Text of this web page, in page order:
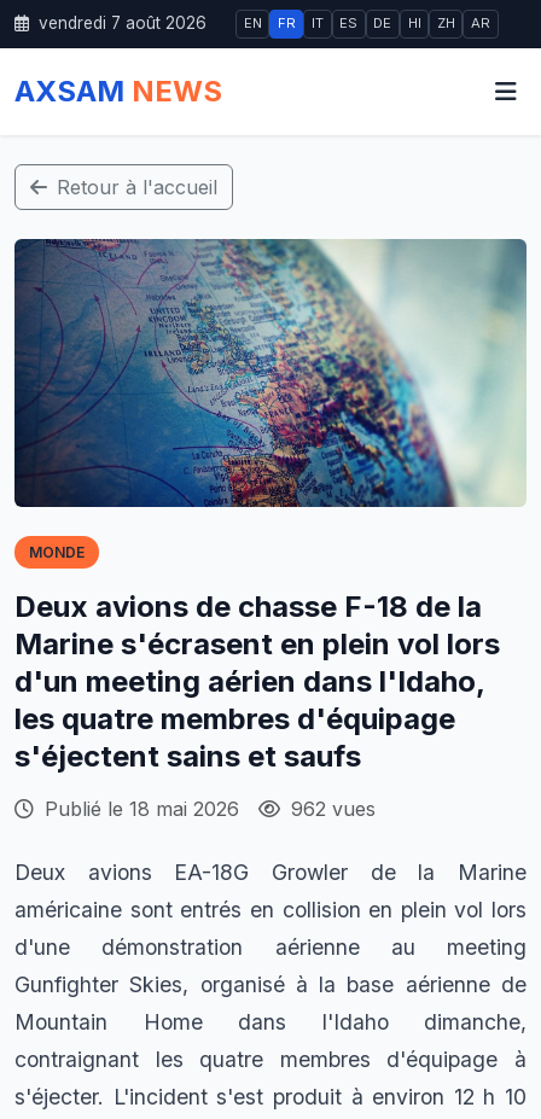
vendredi 7 août 2026 EN FR IT ES DE HI ZH AR
AXSAM NEWS
Retour à l'accueil
MONDE
Deux avions de chasse F-18 de la
Marine s'écrasent en plein vol lors
d'un meeting aérien dans l'Idaho,
les quatre membres d'équipage
s'éjectent sains et saufs
Publié le 18 mai 2026 962 vues
Deux avions EA-18G Growler de la Marine
américaine sont entrés en collision en plein vol lors
d'une démonstration aérienne au meeting
Gunfighter Skies, organisé à la base aérienne de
Mountain Home dans l'Idaho dimanche,
contraignant les quatre membres d'équipage à
s'éjecter. L'incident s'est produit à environ 12 h 10